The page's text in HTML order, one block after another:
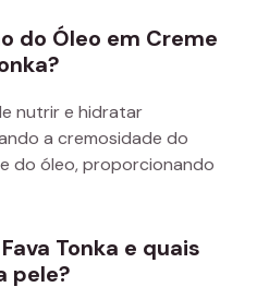
do Óleo em Creme
nutrir e hidratar
a cremosidade do
do óleo, proporcionando
Tonka e quais
pele?